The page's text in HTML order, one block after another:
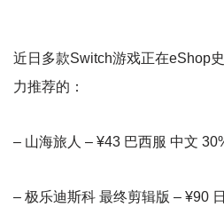
近日多款Switch游戏正在eShop
力推荐的：
– 山海旅人 – ¥43 巴西服 中文
– 极乐迪斯科 最终剪辑版 – ¥90